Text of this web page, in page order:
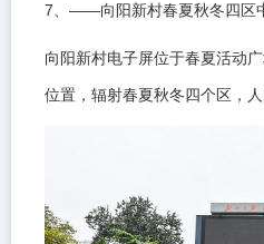
7、 ——向阳新村春夏秋冬四区
向阳新村电子屏位于春夏活动
位置，辐射春夏秋冬四个区，